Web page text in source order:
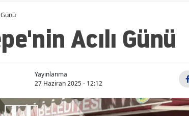
Acılı Günü
Yayınlanma
27 Haziran 2025 - 12:12